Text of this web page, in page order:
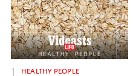
HEALTHY PEOPLE